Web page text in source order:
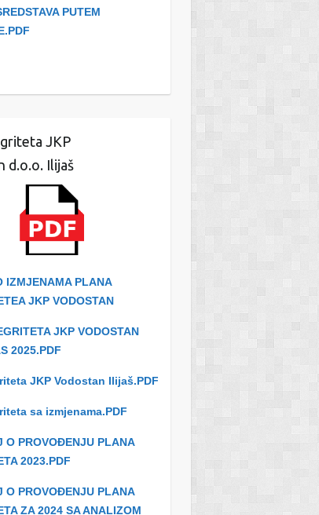
PUTEM
JKP
d.o.o. Ilijaš
IZMJENAMA PLANA
JKP VODOSTAN
JKP VODOSTAN
2025.PDF
JKP Vodostan Ilijaš.PDF
sa izmjenama.PDF
O PROVOĐENJU PLANA
2023.PDF
O PROVOĐENJU PLANA
ZA 2024 SA ANALIZOM